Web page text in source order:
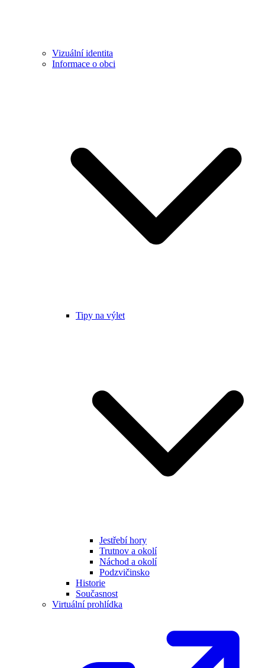
Vizuální identita
Informace o obci
Tipy na výlet
Jestřebí hory
Trutnov a okolí
Náchod a okolí
Podzvičinsko
Historie
Současnost
Virtuální prohlídka